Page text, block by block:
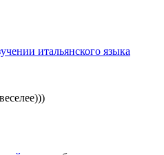
итальянского языка